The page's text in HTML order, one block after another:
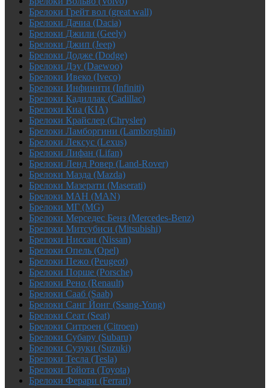
Брелоки Грейт вол (great wall)
Брелоки Дачиа (Dacia)
Брелоки Джили (Geely)
Брелоки Джип (Jeep)
Брелоки Додже (Dodge)
Брелоки Дэу (Daewoo)
Брелоки Ивеко (Iveco)
Брелоки Инфинити (Infiniti)
Брелоки Кадиллак (Cadillac)
Брелоки Киа (KIA)
Брелоки Крайслер (Chrysler)
Брелоки Ламборгини (Lamborghini)
Брелоки Лексус (Lexus)
Брелоки Лифан (Lifan)
Брелоки Ленд Ровер (Land-Rover)
Брелоки Мазда (Mazda)
Брелоки Мазерати (Maserati)
Брелоки МАН (MAN)
Брелоки МГ (MG)
Брелоки Мерседес Бенз (Mercedes-Benz)
Брелоки Митсубиси (Mitsubishi)
Брелоки Ниссан (Nissan)
Брелоки Опель (Opel)
Брелоки Пежо (Peugeot)
Брелоки Порше (Porsche)
Брелоки Рено (Renault)
Брелоки Сааб (Saab)
Брелоки Санг Йонг (Ssang-Yong)
Брелоки Сеат (Seat)
Брелоки Ситроен (Citroen)
Брелоки Субару (Subaru)
Брелоки Сузуки (Suzuki)
Брелоки Тесла (Tesla)
Брелоки Тойота (Toyota)
Брелоки Ферари (Ferrari)